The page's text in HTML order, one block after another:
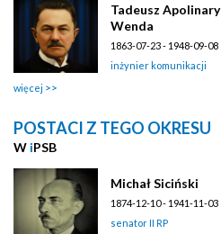
Tadeusz Apolinary
Wenda
1863-07-23 - 1948-09-08
inżynier komunikacji
więcej
POSTACI Z TEGO OKRESU
W iPSB
Michał Siciński
1874-12-10 - 1941-11-03
senator II RP